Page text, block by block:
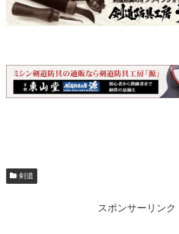
剣道
スポンサーリンク